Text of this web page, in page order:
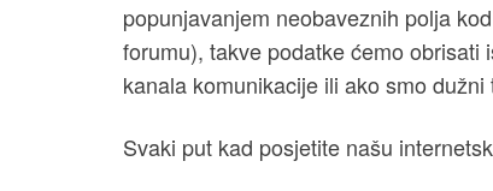
popunjavanjem neobaveznih polja
forumu), takve podatke ćemo
kanala komunikacije ili ako smo
Svaki put kad posjetite našu